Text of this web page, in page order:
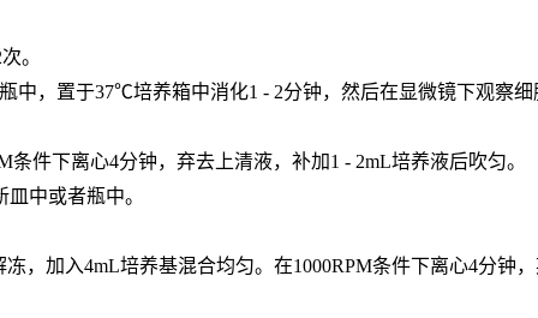
。
中，置于37℃培养箱中消化1 - 2分钟，然后在显微镜下观察
件下离心4分钟，弃去上清液，补加1 - 2mL培养液后吹匀。
中或者瓶中。
，加入4mL培养基混合均匀。在1000RPM条件下离心4分钟